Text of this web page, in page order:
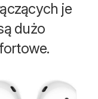
je
dużo